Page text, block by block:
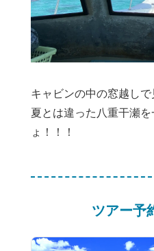
キャビンの中の窓越しで
夏とは違った八重干瀬
ょ！！！
ツアー予